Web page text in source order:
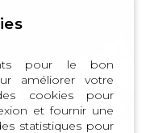
pour le bon
améliorer votre
cookies pour
et fournir une
statistiques pour